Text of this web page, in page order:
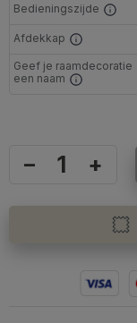
Bedieningszijde
Afdekkap
Geef je raamdecoratie
een naam
– +